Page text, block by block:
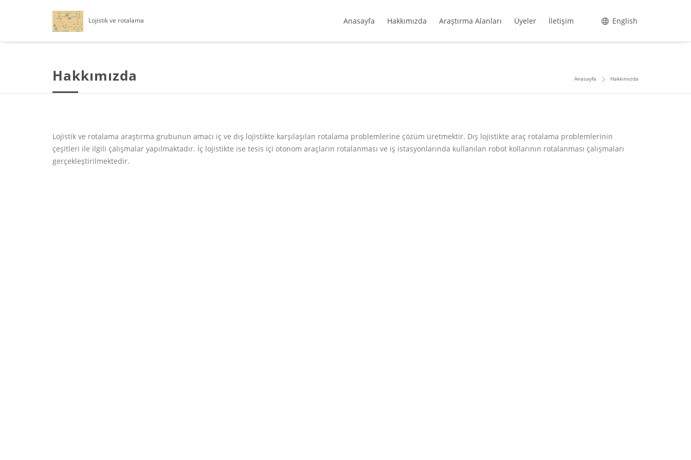
Lojistik ve rotalama Anasayfa Hakkımızda Araştırma Alanları Üyeler İletişim English
Hakkımızda Anasayfa Hakkımızda
Lojistik ve rotalama araştırma grubunun amacı iç ve dış lojistikte karşılaşılan rotalama problemlerine çözüm üretmektir. Dış lojistikte araç rotalama problemlerinin
çeşitleri ile ilgili çalışmalar yapılmaktadır. İç lojistikte ise tesis içi otonom araçların rotalanması ve iş istasyonlarında kullanılan robot kollarının rotalanması çalışmaları
gerçekleştirilmektedir.